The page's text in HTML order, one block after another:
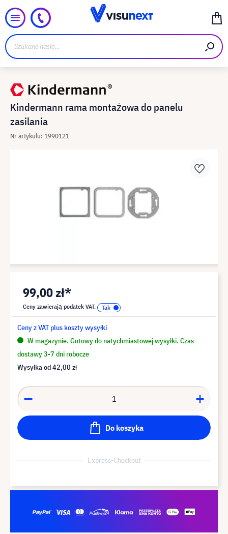
Kindermann rama montażowa do panelu
zasilania
Nr artykułu: 1990121
99,00 zł*
Ceny zawierają podatek VAT.
Ceny z VAT plus koszty wysyłki
W magazynie. Gotowy do natychmiastowej wysyłki. Czas
dostawy 3-7 dni robocze
Wysyłka od42,00 zł
Do koszyka
Express-Checkout